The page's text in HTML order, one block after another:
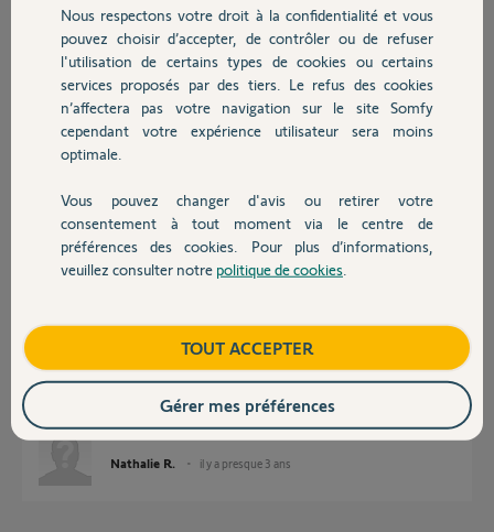
Chauffage
Autres produits
Devis avec un pro
Contact
Réponses
Bonjour Nathalie,
pour ouvrir ou fermer votre motorisation ?
Bonne journée,
Quentin B. il y a presque 3 ans
Bonjour
Nathalie R. il y a presque 3 ans
Nous respectons votre droit à la confidentialité et vous
pouvez choisir d’accepter, de contrôler ou de refuser
l'utilisation de certains types de cookies ou certains
services proposés par des tiers. Le refus des cookies
n’affectera pas votre navigation sur le site Somfy
cependant votre expérience utilisateur sera moins
optimale.
Vous pouvez changer d'avis ou retirer votre
consentement à tout moment via le centre de
préférences des cookies. Pour plus d’informations,
veuillez consulter notre politique de cookies
TOUT ACCEPTER
Gérer mes préférences